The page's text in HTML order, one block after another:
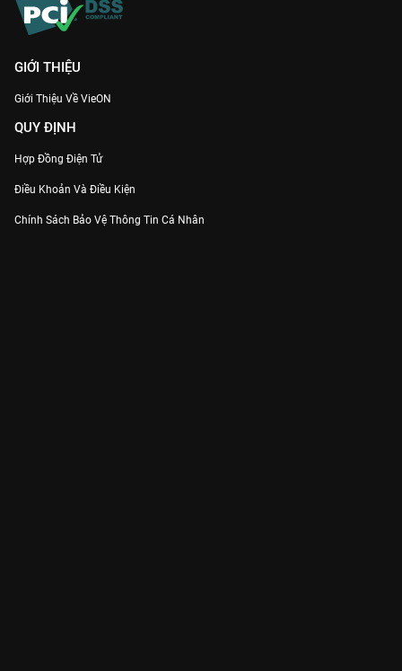
GIỚI THIỆU
Giới Thiệu Về VieON
QUY ĐỊNH
Hợp Đồng Điện Tử
Điều Khoản Và Điều Kiện
Chính Sách Bảo Vệ Thông Tin Cá Nhân